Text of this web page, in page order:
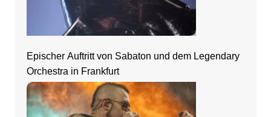
Epischer Auftritt von Sabaton und dem Legendary
Orchestra in Frankfurt